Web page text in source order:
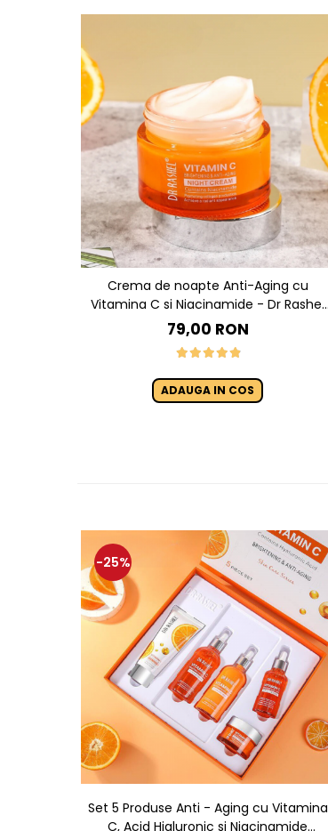
Crema de noapte Anti-Aging cu
Vitamina C si Niacinamide - Dr Rashel
Night Cream - 50g
79,00 RON
ADAUGA IN COS
-25%
Set 5 Produse Anti - Aging cu Vitamina
C, Acid Hialuronic si Niacinamide